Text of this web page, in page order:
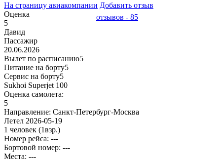
На страницу авиакомпании Добавить отзыв
отзывов - 85
Оценка
5
Давид
Пассажир
20.06.2026
Вылет по расписанию5
Питание на борту5
Сервис на борту5
Sukhoi Superjet 100
Оценка самолета:
5
Направление: Санкт-Петербург-Москва
Летел 2026-05-19
1 человек (1взр.)
Номер рейса: ---
Бортовой номер: ---
Места: ---